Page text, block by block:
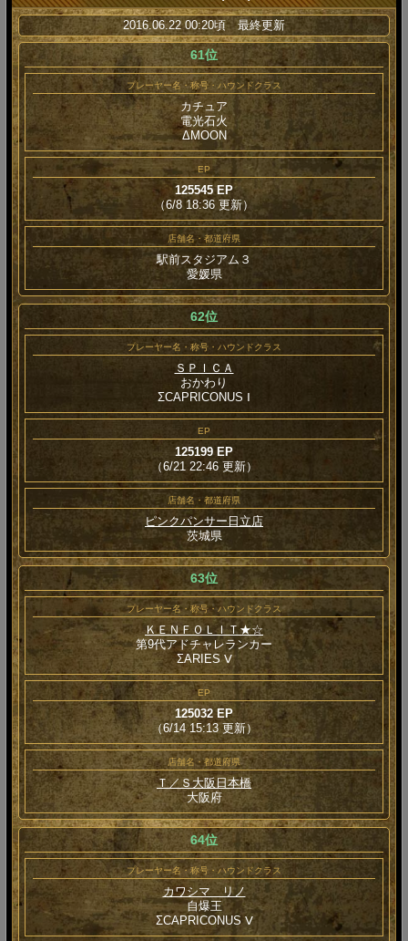
2016.06.22 00:20頃 最終更新
61位
プレーヤー名・称号・ハウンドクラス
カチュア
電光石火
ΔMOON
EP
125545 EP
（6/8 18:36 更新）
店舗名・都道府県
駅前スタジアム３
愛媛県
62位
プレーヤー名・称号・ハウンドクラス
ＳＰＩＣＡ
おかわり
ΣCAPRICONUS Ⅰ
EP
125199 EP
（6/21 22:46 更新）
店舗名・都道府県
ピンクパンサー日立店
茨城県
63位
プレーヤー名・称号・ハウンドクラス
ＫＥＮＦＯＬＩＴ★☆
第9代アドチャレランカー
ΣARIES Ⅴ
EP
125032 EP
（6/14 15:13 更新）
店舗名・都道府県
Ｔ／Ｓ大阪日本橋
大阪府
64位
プレーヤー名・称号・ハウンドクラス
カワシマ リノ
自爆王
ΣCAPRICONUS Ⅴ